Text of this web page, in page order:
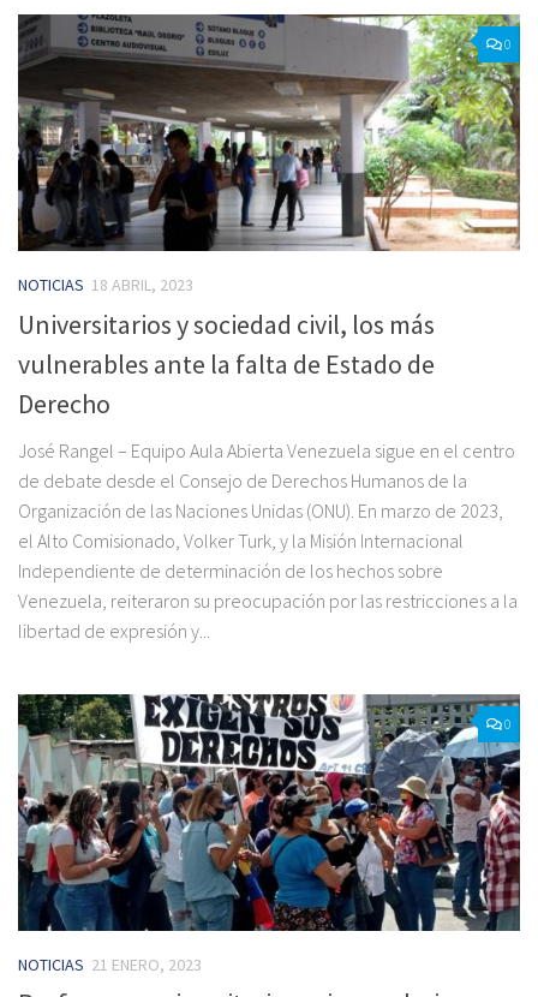
0
NOTICIAS 18 ABRIL, 2023
Universitarios y sociedad civil, los más
vulnerables ante la falta de Estado de
Derecho
José Rangel – Equipo Aula Abierta Venezuela sigue en el centro
de debate desde el Consejo de Derechos Humanos de la
Organización de las Naciones Unidas (ONU). En marzo de 2023,
el Alto Comisionado, Volker Turk, y la Misión Internacional
Independiente de determinación de los hechos sobre
Venezuela, reiteraron su preocupación por las restricciones a la
libertad de expresión y...
0
NOTICIAS 21 ENERO, 2023